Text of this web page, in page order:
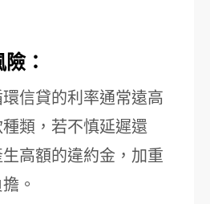
：
環信貸的利率通常遠高
類，若不慎延遲還
高額的違約金，加重
。